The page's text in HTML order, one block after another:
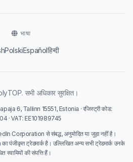
भाषा
PolskiEspañolहिन्दी
सभी अधिकार सुरक्षित।
6, Tallinn 15551, Estonia · रजिस्ट्री कोड:
· VAT: EE101989745
Corporation से संबद्ध, अनुमोदित या जुड़ा नहीं है।
ट्रेडमार्क है। उल्लिखित अन्य सभी ट्रेडमार्क उनके
स्वामियों की संपत्ति हैं।